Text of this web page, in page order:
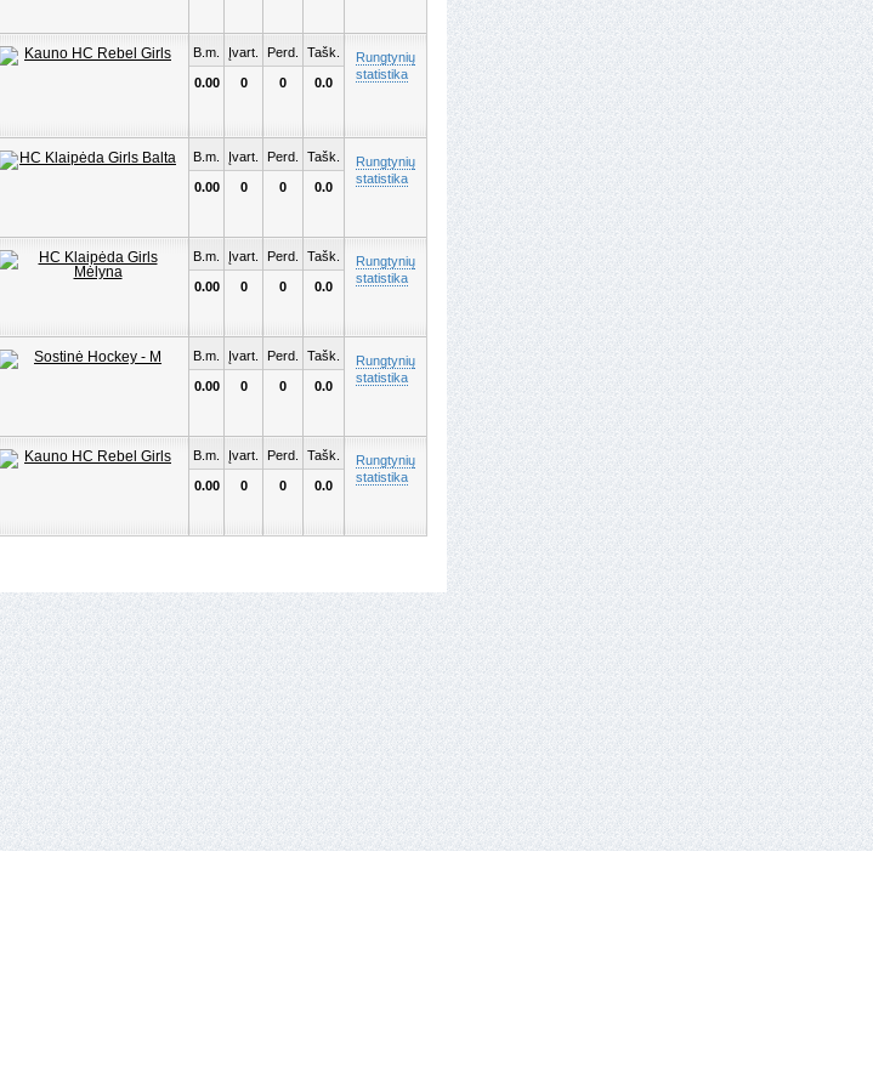
B.m.
0.00
Įvart.
0
Perd.
0
Tašk.
0.0
Rungtynių
statistika
B.m.
0.00
Įvart.
0
Perd.
0
Tašk.
0.0
Rungtynių
statistika
B.m.
0.00
Įvart.
0
Perd.
0
Tašk.
0.0
Rungtynių
statistika
B.m.
0.00
Įvart.
0
Perd.
0
Tašk.
0.0
Rungtynių
statistika
B.m.
0.00
Įvart.
0
Perd.
0
Tašk.
0.0
Rungtynių
statistika